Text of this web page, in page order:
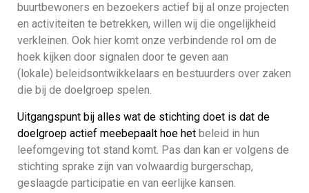
buurtbewoners en bezoekers actief bij al onze projecten
en activiteiten te betrekken, willen wij die ongelijkheid
verkleinen. Ook hier komt onze verbindende rol om de
hoek kijken door signalen door te geven aan
(lokale) beleidsontwikkelaars en bestuurders over zaken
die bij de doelgroep spelen.
Uitgangspunt bij alles wat de stichting doet is dat de
doelgroep actief meebepaalt hoe het beleid in hun
leefomgeving tot stand komt. Pas dan kan er volgens de
stichting sprake zijn van volwaardig burgerschap,
geslaagde participatie en van eerlijke kansen.